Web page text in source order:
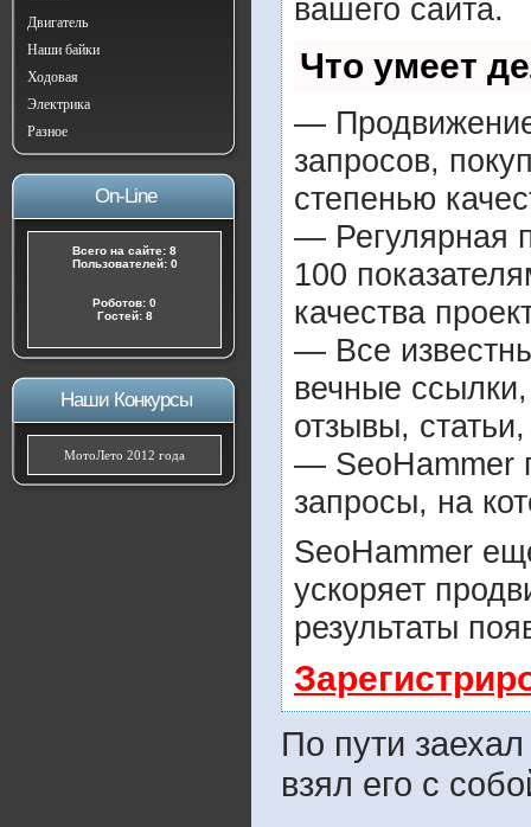
Двигатель
Наши байки
Ходовая
Электрика
Разное
On-Line
Всего на сайте: 8
Пользователей: 0
Роботов: 0
Гостей: 8
Наши Конкурсы
МотоЛето 2012 года
вашего сайта.
Что умеет
—
запросов,
степенью
— Регулярная
100
качества
— Все
вечные
отзывы,
— SeoHammer
запросы, на
SeoHammer
ускоряет
результаты
По пути
взял его с